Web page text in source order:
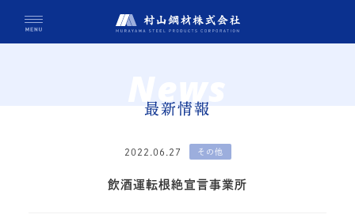
News
最新情報
2022.06.27 その他
飲酒運転根絶宣言事業所